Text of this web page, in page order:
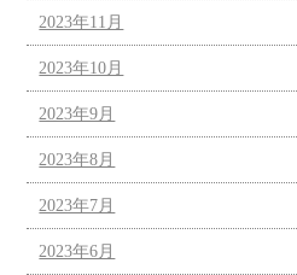
2023年11月
2023年10月
2023年9月
2023年8月
2023年7月
2023年6月